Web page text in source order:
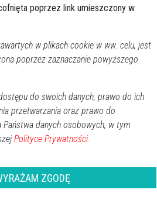
Sport
w Kadzidle i
człowieka,
futbolu.
poprzez link umieszczony w
w plikach cookie w ww. celu, jest
poprzez zaznaczanie powyższego
do swoich danych, prawo do ich
przetwarzania oraz prawo do
danych osobowych, w tym
Polityce Prywatności.
ZGODĘ